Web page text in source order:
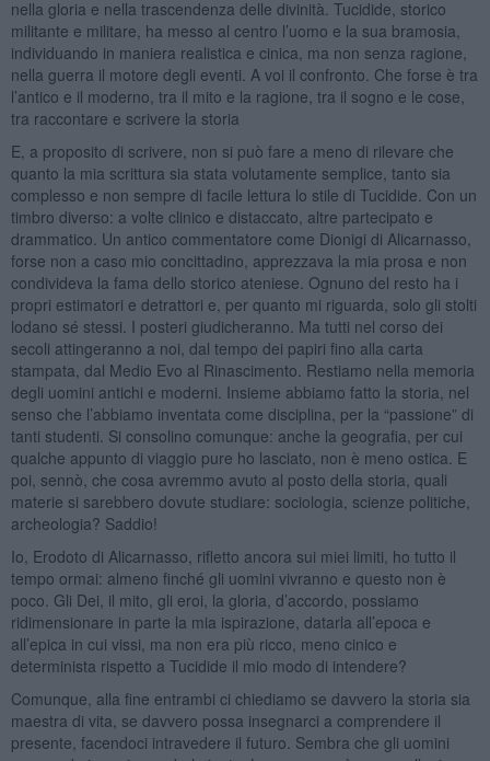
nella gloria e nella trascendenza delle divinità. Tucidide, storico
militante e militare, ha messo al centro l’uomo e la sua bramosia,
individuando in maniera realistica e cinica, ma non senza ragione,
nella guerra il motore degli eventi. A voi il confronto. Che forse è tra
l’antico e il moderno, tra il mito e la ragione, tra il sogno e le cose,
tra raccontare e scrivere la storia
E, a proposito di scrivere, non si può fare a meno di rilevare che
quanto la mia scrittura sia stata volutamente semplice, tanto sia
complesso e non sempre di facile lettura lo stile di Tucidide. Con un
timbro diverso: a volte clinico e distaccato, altre partecipato e
drammatico. Un antico commentatore come Dionigi di Alicarnasso,
forse non a caso mio concittadino, apprezzava la mia prosa e non
condivideva la fama dello storico ateniese. Ognuno del resto ha i
propri estimatori e detrattori e, per quanto mi riguarda, solo gli stolti
lodano sé stessi. I posteri giudicheranno. Ma tutti nel corso dei
secoli attingeranno a noi, dal tempo dei papiri fino alla carta
stampata, dal Medio Evo al Rinascimento. Restiamo nella memoria
degli uomini antichi e moderni. Insieme abbiamo fatto la storia, nel
senso che l’abbiamo inventata come disciplina, per la “passione” di
tanti studenti. Si consolino comunque: anche la geografia, per cui
qualche appunto di viaggio pure ho lasciato, non è meno ostica. E
poi, sennò, che cosa avremmo avuto al posto della storia, quali
materie si sarebbero dovute studiare: sociologia, scienze politiche,
archeologia? Saddio!
Io, Erodoto di Alicarnasso, rifletto ancora sui miei limiti, ho tutto il
tempo ormai: almeno finché gli uomini vivranno e questo non è
poco. Gli Dei, il mito, gli eroi, la gloria, d’accordo, possiamo
ridimensionare in parte la mia ispirazione, datarla all’epoca e
all’epica in cui vissi, ma non era più ricco, meno cinico e
determinista rispetto a Tucidide il mio modo di intendere?
Comunque, alla fine entrambi ci chiediamo se davvero la storia sia
maestra di vita, se davvero possa insegnarci a comprendere il
presente, facendoci intravedere il futuro. Sembra che gli uomini